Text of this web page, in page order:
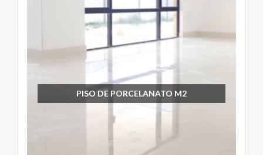
PISO DE PORCELANATO M2